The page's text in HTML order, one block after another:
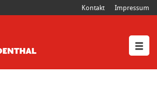
Kontakt Impressum